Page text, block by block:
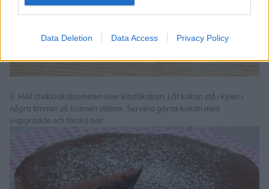
Data Deletion Data Access Privacy Policy
6. Häll chokladkolasmeten över kladdkakan. Låt kakan stå i kylen i
några timmar så krämen stelnar. Servera gärna kakan med
vispgrädde och färska bär.